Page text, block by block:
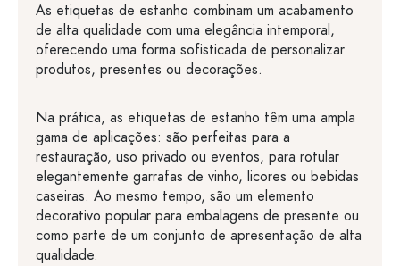
As etiquetas de estanho combinam um acabamento
de alta qualidade com uma elegância intemporal,
oferecendo uma forma sofisticada de personalizar
produtos, presentes ou decorações.
Na prática, as etiquetas de estanho têm uma ampla
gama de aplicações: são perfeitas para a
restauração, uso privado ou eventos, para rotular
elegantemente garrafas de vinho, licores ou bebidas
caseiras. Ao mesmo tempo, são um elemento
decorativo popular para embalagens de presente ou
como parte de um conjunto de apresentação de alta
qualidade.